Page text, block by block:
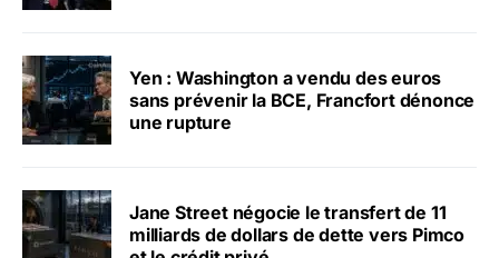
Yen : Washington a vendu des euros
sans prévenir la BCE, Francfort dénonce
une rupture
Jane Street négocie le transfert de 11
milliards de dollars de dette vers Pimco